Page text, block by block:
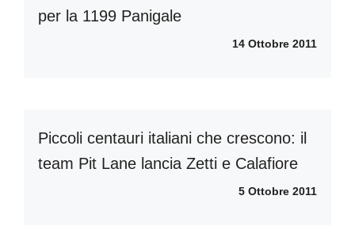
per la 1199 Panigale
14 Ottobre 2011
Piccoli centauri italiani che crescono: il
team Pit Lane lancia Zetti e Calafiore
5 Ottobre 2011